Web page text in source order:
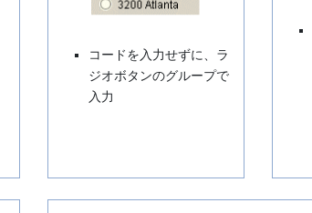
コードを入力せずに、ラ
ジオボタンのグループで
入力